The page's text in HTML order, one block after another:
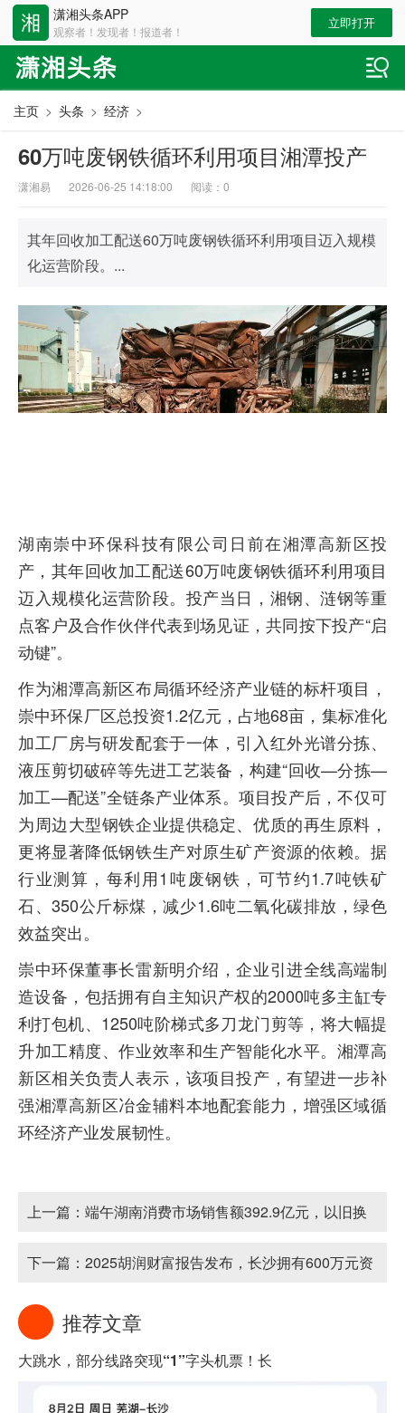
潇湘头条APP
观察者！发现者！报道者！
立即打开
主页 > 头条 > 经济 >
60万吨废钢铁循环利用项目湘潭投产
潇湘易 2026-06-25 14:18:00 阅读： 0
其年回收加工配送60万吨废钢铁循环利用项目迈入规模
化运营阶段。...
湖南崇中环保科技有限公司日前在湘潭高新区投
产，其年回收加工配送60万吨废钢铁循环利用项目
迈入规模化运营阶段。投产当日，湘钢、涟钢等重
点客户及合作伙伴代表到场见证，共同按下投产“启
动键”。
作为湘潭高新区布局循环经济产业链的标杆项目，
崇中环保厂区总投资1.2亿元，占地68亩，集标准化
加工厂房与研发配套于一体，引入红外光谱分拣、
液压剪切破碎等先进工艺装备，构建“回收—分拣—
加工—配送”全链条产业体系。项目投产后，不仅可
为周边大型钢铁企业提供稳定、优质的再生原料，
更将显著降低钢铁生产对原生矿产资源的依赖。据
行业测算，每利用1吨废钢铁，可节约1.7吨铁矿
石、350公斤标煤，减少1.6吨二氧化碳排放，绿色
效益突出。
崇中环保董事长雷新明介绍，企业引进全线高端制
造设备，包括拥有自主知识产权的2000吨多主缸专
利打包机、1250吨阶梯式多刀龙门剪等，将大幅提
升加工精度、作业效率和生产智能化水平。湘潭高
新区相关负责人表示，该项目投产，有望进一步补
强湘潭高新区冶金辅料本地配套能力，增强区域循
环经济产业发展韧性。
上一篇： 端午湖南消费市场销售额392.9亿元，以旧换
新、龙舟赛事等多点发力
下一篇： 2025胡润财富报告发布，长沙拥有600万元资
产家庭超1.7万户
推荐文章
大跳水，部分线路突现“1”字头机票！长